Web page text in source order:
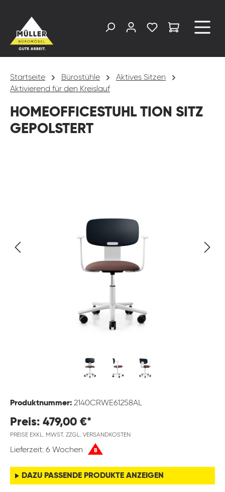
Startseite Bürostühle
Aktives Sitzen
Aktivierend für den Kreislauf
HOMEOFFICESTUHL TION SITZ
GEPOLSTERT
Produktnummer: 2140CRWE61258AL
Preis: 479,00 €*
PREISE EXKL. MWST. ZZGL. VERSANDKOSTEN
Lieferzeit: 6 Wochen B
DAZU PASSENDE PRODUKTE ANZEIGEN